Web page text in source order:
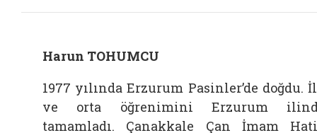
Harun TOHUMCU
1977 yılında Erzurum Pasinler’de doğdu.
ve orta öğrenimini Erzurum
tamamladı. Çanakkale Çan İmam